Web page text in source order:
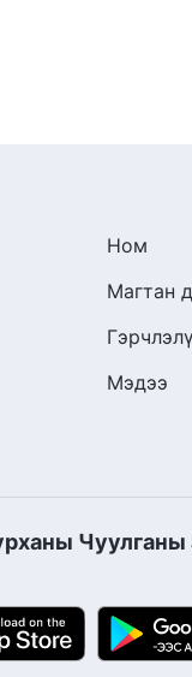
Ном
Магтан
Мэдээ
Чуулганы